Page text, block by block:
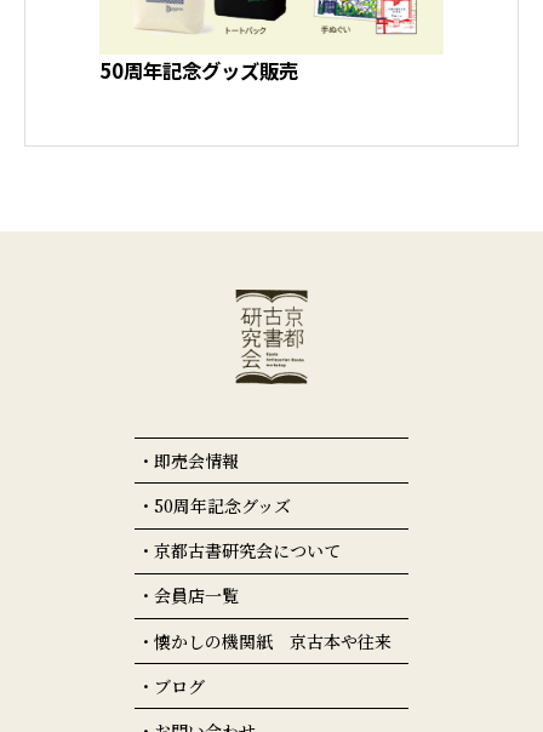
50周年記念グッズ販売
即売会情報
50周年記念グッズ
京都古書研究会について
会員店一覧
懐かしの機関紙 京古本や往来
ブログ